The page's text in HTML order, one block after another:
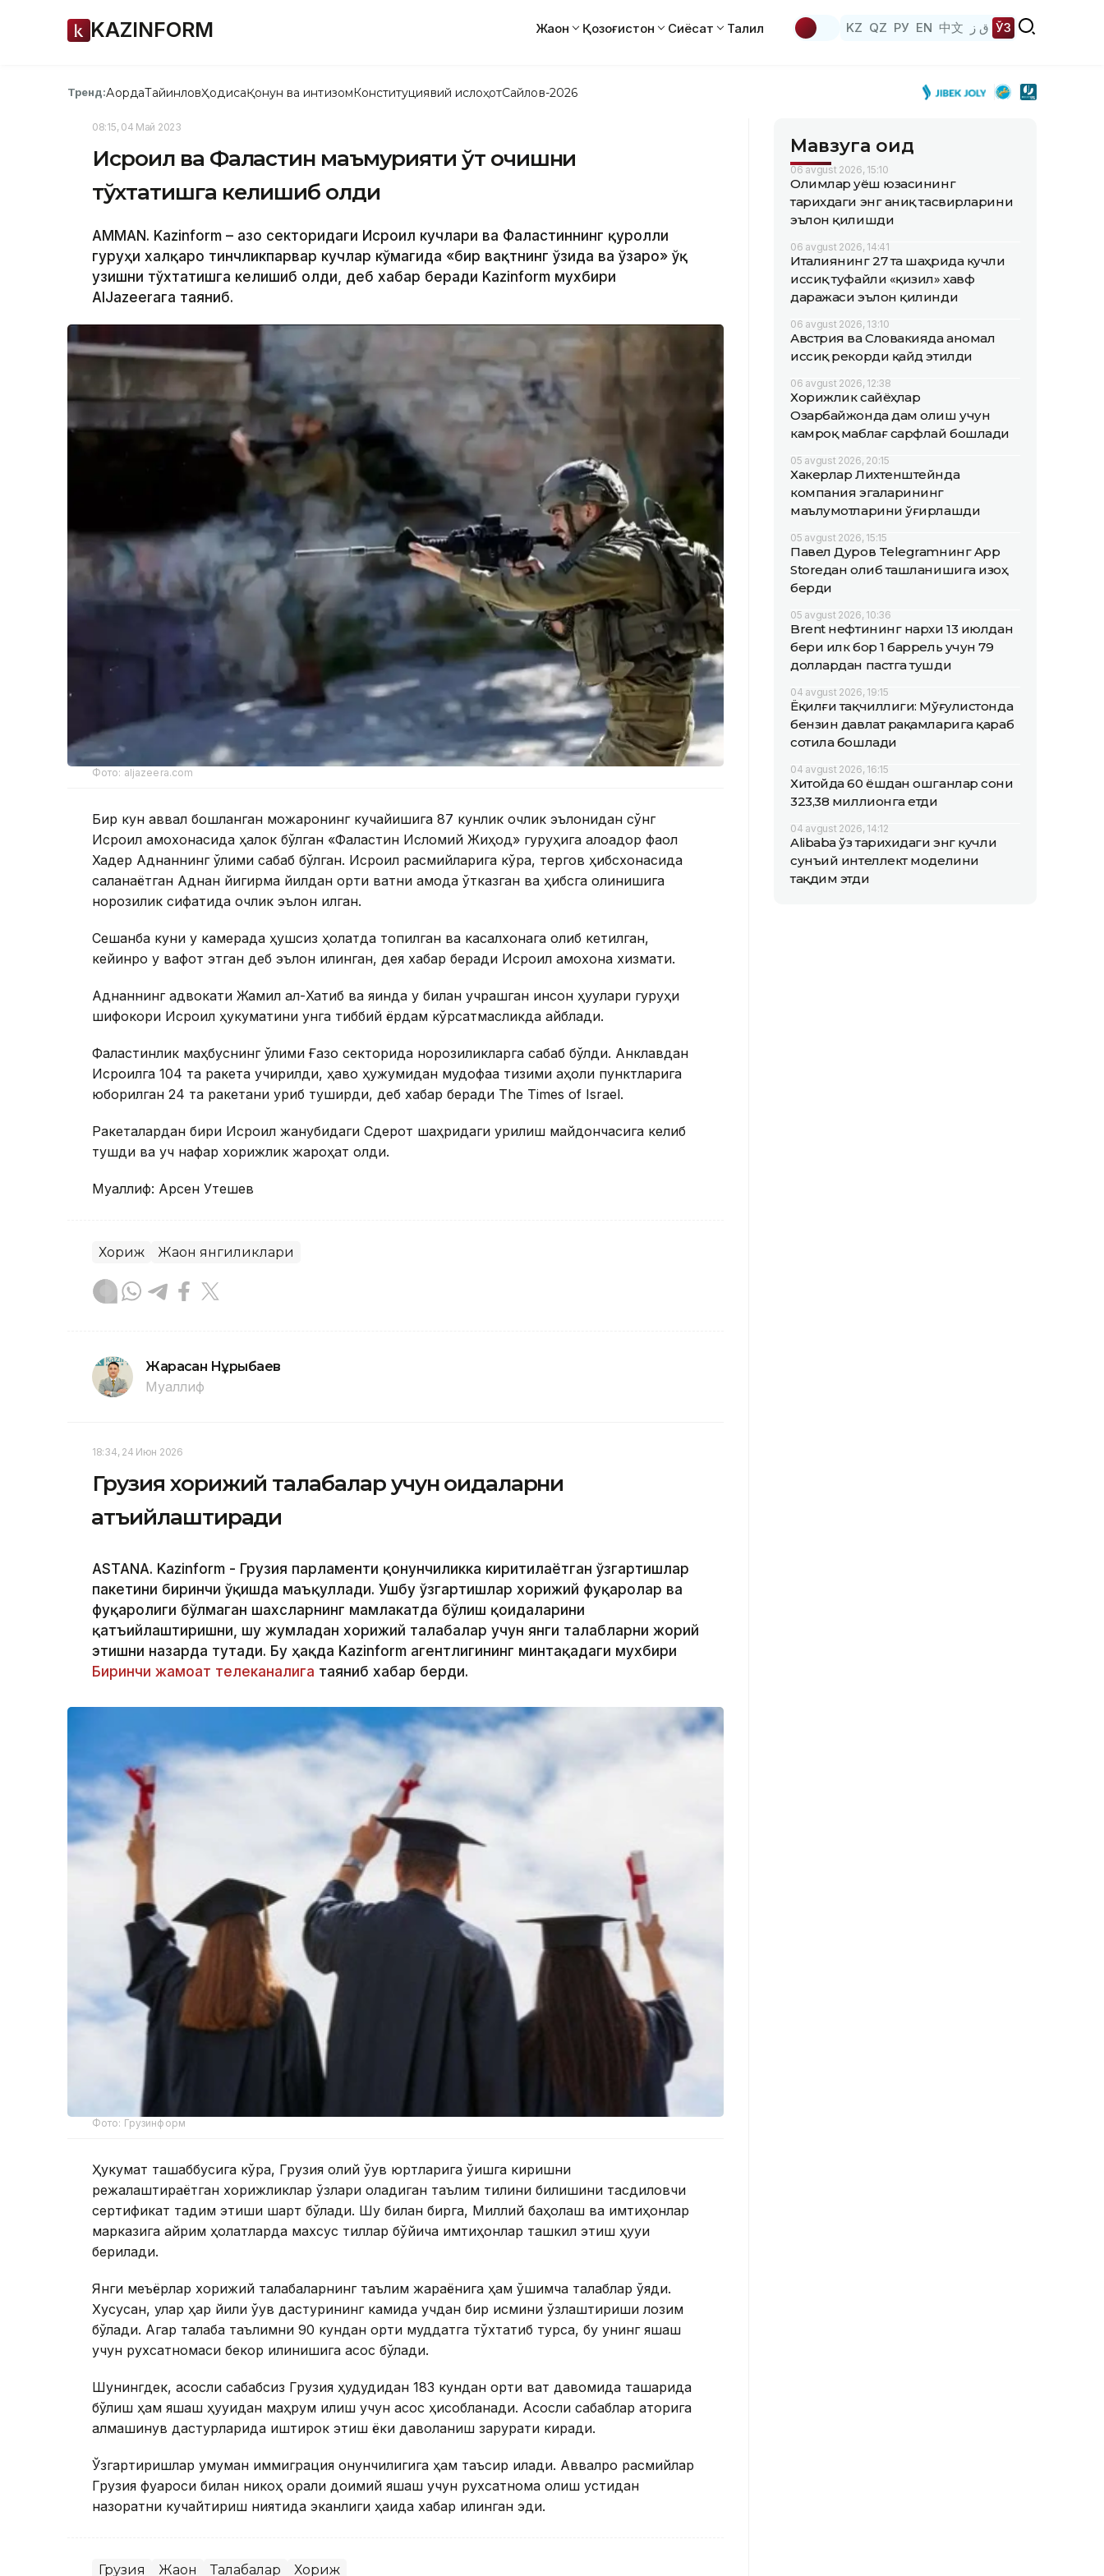
KAZINFORM Жаҳон Қозоғистон Сиёсат Таҳлил KZ QZ РУ EN 中文 ق ز ЎЗ
Тренд:АқордаТайинловҲодисаҚонун ва интизомКонституциявий ислоҳотСайлов-2026
08:15, 04 Май 2023
Исроил ва Фаластин маъмурияти ўт очишни
тўхтатишга келишиб олди
АММАN. Kazinform – Ғазо секторидаги Исроил кучлари ва Фаластиннинг қуролли
гуруҳи халқаро тинчликпарвар кучлар кўмагида «бир вақтнинг ўзида ва ўзаро» ўқ
узишни тўхтатишга келишиб олди, деб хабар беради Kazinform мухбири
AlJazeeraга таяниб.
Фото: aljazeera.com
Бир кун аввал бошланган можаронинг кучайишига 87 кунлик очлик эълонидан сўнг
Исроил қамоқхонасида ҳалок бўлган «Фаластин Исломий Жиҳод» гуруҳига алоқадор фаол
Хадер Аднаннинг ўлими сабаб бўлган. Исроил расмийларига кўра, тергов ҳибсхонасида
сақланаётган Аднан йигирма йилдан ортиқ вақтни қамоқда ўтказган ва ҳибсга олинишига
норозилик сифатида очлик эълон қилган.
Сешанба куни у камерада ҳушсиз ҳолатда топилган ва касалхонага олиб кетилган,
кейинроқ у вафот этган деб эълон қилинган, дея хабар беради Исроил қамоқхона хизмати.
Аднаннинг адвокати Жамил ал-Хатиб ва ​​яқинда у билан учрашган инсон ҳуқуқлари гуруҳи
шифокори Исроил ҳукуматини унга тиббий ёрдам кўрсатмасликда айблади.
Фаластинлик маҳбуснинг ўлими Ғазо секторида норозиликларга сабаб бўлди. Анклавдан
Исроилга 104 та ракета учирилди, ҳаво ҳужумидан мудофаа тизими аҳоли пунктларига
юборилган 24 та ракетани уриб туширди, деб хабар беради The Times of Israel.
Ракеталардан бири Исроил жанубидаги Сдерот шаҳридаги қурилиш майдончасига келиб
тушди ва уч нафар хорижлик жароҳат олди.
Муаллиф: Арсен Утешев
Хориж Жаҳон янгиликлари
Жарасқан Нұрыбаев
Муаллиф
18:34, 24 Июн 2026
Грузия хорижий талабалар учун қоидаларни
қатъийлаштиради
ASTANA. Kazinform - Грузия парламенти қонунчиликка киритилаётган ўзгартишлар
пакетини биринчи ўқишда маъқуллади. Ушбу ўзгартишлар хорижий фуқаролар ва
фуқаролиги бўлмаган шахсларнинг мамлакатда бўлиш қоидаларини
қатъийлаштиришни, шу жумладан хорижий талабалар учун янги талабларни жорий
этишни назарда тутади. Бу ҳақда Kazinform агентлигининг минтақадаги мухбири
Биринчи жамоат телеканалига таяниб хабар берди.
Фото: Грузинформ
Ҳукумат ташаббусига кўра, Грузия олий ўқув юртларига ўқишга киришни
режалаштираётган хорижликлар ўзлари оладиган таълим тилини билишини тасдиқловчи
сертификат тақдим этиши шарт бўлади. Шу билан бирга, Миллий баҳолаш ва имтиҳонлар
марказига айрим ҳолатларда махсус тиллар бўйича имтиҳонлар ташкил этиш ҳуқуқи
берилади.
Янги меъёрлар хорижий талабаларнинг таълим жараёнига ҳам қўшимча талаблар қўяди.
Хусусан, улар ҳар йили ўқув дастурининг камида учдан бир қисмини ўзлаштириши лозим
бўлади. Агар талаба таълимни 90 кундан ортиқ муддатга тўхтатиб турса, бу унинг яшаш
учун рухсатномаси бекор қилинишига асос бўлади.
Шунингдек, асосли сабабсиз Грузия ҳудудидан 183 кундан ортиқ вақт давомида ташқарида
бўлиш ҳам яшаш ҳуқуқидан маҳрум қилиш учун асос ҳисобланади. Асосли сабаблар қаторига
алмашинув дастурларида иштирок этиш ёки даволаниш зарурати киради.
Ўзгартиришлар умуман иммиграция қонунчилигига ҳам таъсир қилади. Аввалроқ расмийлар
Грузия фуқароси билан никоҳ орқали доимий яшаш учун рухсатнома олиш устидан
назоратни кучайтириш ниятида эканлиги ҳақида хабар қилинган эди.
Грузия Жаҳон Талабалар Хориж
Мавзуга оид
06 avgust 2026, 15:10
Олимлар Қуёш юзасининг
тарихдаги энг аниқ тасвирларини
эълон қилишди
06 avgust 2026, 14:41
Италиянинг 27 та шаҳрида кучли
иссиқ туфайли «қизил» хавф
даражаси эълон қилинди
06 avgust 2026, 13:10
Австрия ва Словакияда аномал
иссиқ рекорди қайд этилди
06 avgust 2026, 12:38
Хорижлик сайёҳлар
Озарбайжонда дам олиш учун
камроқ маблағ сарфлай бошлади
05 avgust 2026, 20:15
Хакерлар Лихтенштейнда
компания эгаларининг
маълумотларини ўғирлашди
05 avgust 2026, 15:15
Павел Дуров Telegramнинг App
Storeдан олиб ташланишига изоҳ
берди
05 avgust 2026, 10:36
Brent нефтининг нархи 13 июлдан
бери илк бор 1 баррель учун 79
доллардан пастга тушди
04 avgust 2026, 19:15
Ёқилғи тақчиллиги: Мўғулистонда
бензин давлат рақамларига қараб
сотила бошлади
04 avgust 2026, 16:15
Хитойда 60 ёшдан ошганлар сони
323,38 миллионга етди
04 avgust 2026, 14:12
Alibaba ўз тарихидаги энг кучли
сунъий интеллект моделини
тақдим этди